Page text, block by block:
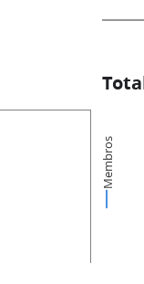
Membros